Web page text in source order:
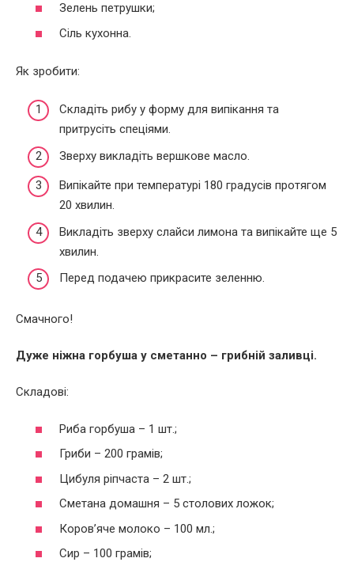
Зелень петрушки;
Сіль кухонна.
Як зробити:
Складіть рибу у форму для випікання та
притрусіть спеціями.
Зверху викладіть вершкове масло.
Випікайте при температурі 180 градусів протягом
20 хвилин.
Викладіть зверху слайси лимона та випікайте ще 5
хвилин.
Перед подачею прикрасите зеленню.
Смачного!
Дуже ніжна горбуша у сметанно – грибній заливці.
Складові:
Риба горбуша – 1 шт.;
Гриби – 200 грамів;
Цибуля ріпчаста – 2 шт.;
Сметана домашня – 5 столових ложок;
Коров’яче молоко – 100 мл.;
Сир – 100 грамів;